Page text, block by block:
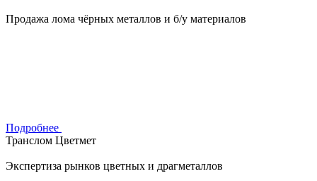
Продажа лома чёрных металлов и б/у материалов
Подробнее
Транслом Цветмет
Экспертиза рынков цветных и драгметаллов